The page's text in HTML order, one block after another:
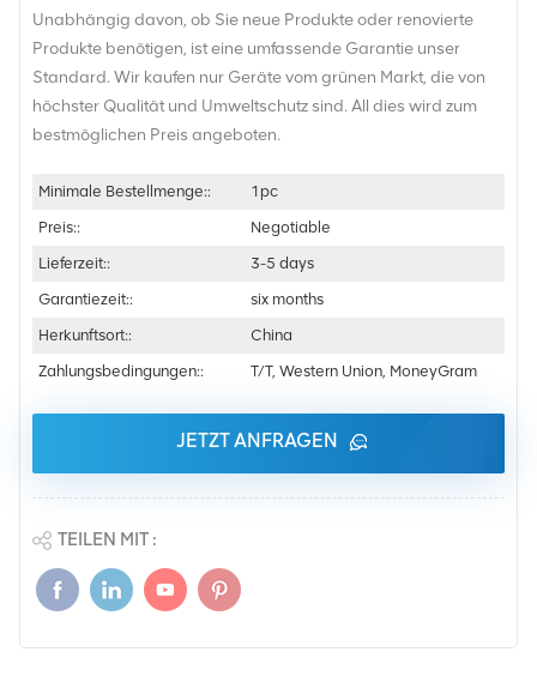
Unabhängig davon, ob Sie neue Produkte oder renovierte
Produkte benötigen, ist eine umfassende Garantie unser
Standard. Wir kaufen nur Geräte vom grünen Markt, die von
höchster Qualität und Umweltschutz sind. All dies wird zum
bestmöglichen Preis angeboten.
Minimale Bestellmenge::
1pc
Preis::
Negotiable
Lieferzeit::
3-5 days
Garantiezeit::
six months
Herkunftsort::
China
Zahlungsbedingungen::
T/T, Western Union, MoneyGram
JETZT ANFRAGEN
TEILEN MIT :